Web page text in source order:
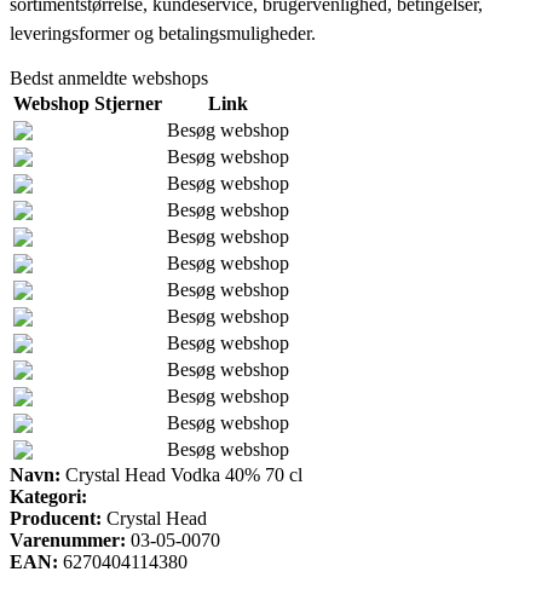
leveringsformer og betalingsmuligheder.
Bedst anmeldte webshops
Webshop Stjerner
Link
Besøg webshop
Besøg webshop
Besøg webshop
Besøg webshop
Besøg webshop
Besøg webshop
Besøg webshop
Besøg webshop
Besøg webshop
Besøg webshop
Besøg webshop
Besøg webshop
Besøg webshop
Navn: Crystal Head Vodka 40% 70 cl
Kategori:
Producent: Crystal Head
Varenummer: 03-05-0070
EAN: 6270404114380